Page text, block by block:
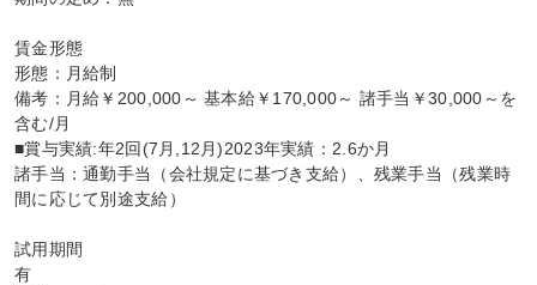
賃金形態
形態：月給制
備考：月給￥200,000～ 基本給￥170,000～ 諸手当￥30,000～を
含む/月
■賞与実績:年2回(7月,12月)2023年実績：2.6か月
諸手当：通勤手当（会社規定に基づき支給）、残業手当（残業時
間に応じて別途支給）
試用期間
有